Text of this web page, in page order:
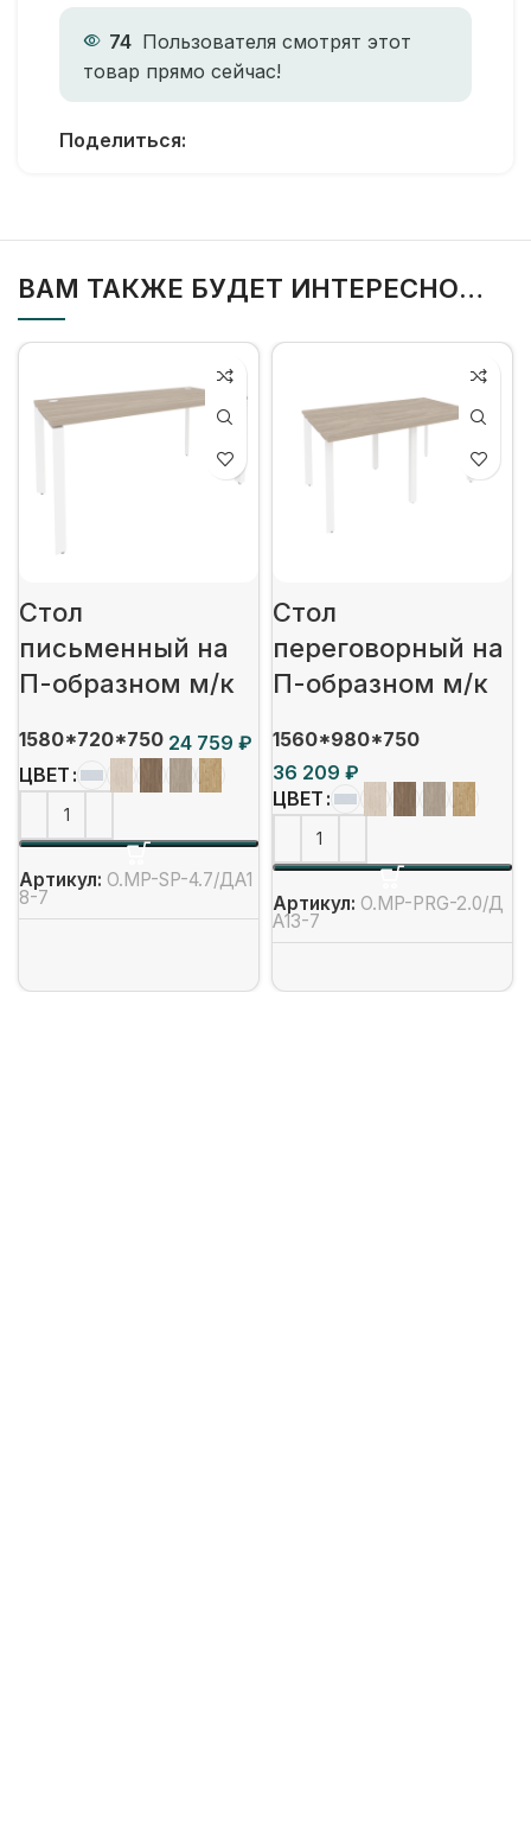
74 Пользователя смотрят этот
товар прямо сейчас!
Поделиться:
ВАМ ТАКЖЕ БУДЕТ ИНТЕРЕСНО…
Стол
письменный на
П-образном м/к
1580*720*750
₽
ЦВЕТ
Артикул: O.MP-SP-4.7/ДА1
8-7
Стол
переговорный на
П-образном м/к
1560*980*750
₽
ЦВЕТ
Артикул: O.MP-PRG-2.0/Д
А13-7